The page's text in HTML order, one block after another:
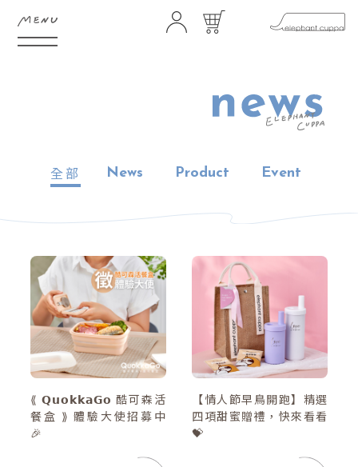
ABOUT
SHOP
FAQ COMMUNITY
會員登入
查看購物車
全部 News Product Event
⟪ 𝗤𝘂𝗼𝗸𝗸𝗮𝗚𝗼 酷可森活
餐盒 ⟫ 體驗大使招募中
🎉
【情人節早鳥開跑】精選
四項甜蜜贈禮，快來看看
💝